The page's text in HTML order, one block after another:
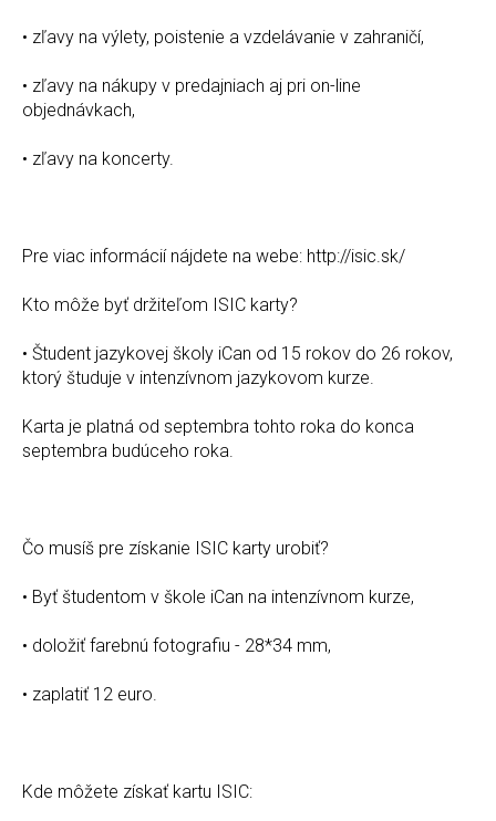
• zľavy na výlety, poistenie a vzdelávanie v zahraničí,
• zľavy na nákupy v predajniach aj pri on-line
objednávkach,
• zľavy na koncerty.
Pre viac informácií nájdete na webe: http://isic.sk/
Kto môže byť držiteľom ISIC karty?
• Študent jazykovej školy iCan od 15 rokov do 26 rokov,
ktorý študuje v intenzívnom jazykovom kurze.
Karta je platná od septembra tohto roka do konca
septembra budúceho roka.
Čo musíš pre získanie ISIC karty urobiť?
• Byť študentom v škole iCan na intenzívnom kurze,
• doložiť farebnú fotografiu - 28*34 mm,
• zaplatiť 12 euro.
Kde môžete získať kartu ISIC: